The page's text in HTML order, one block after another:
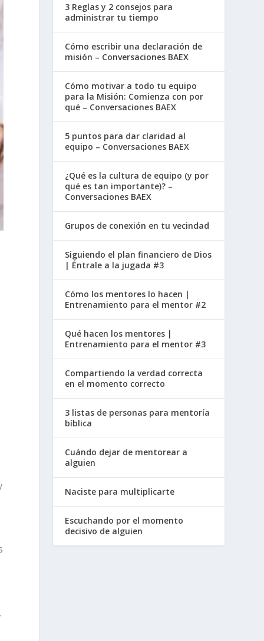
3 Reglas y 2 consejos para
administrar tu tiempo
Cómo escribir una declaración de
misión – Conversaciones BAEX
Cómo motivar a todo tu equipo
para la Misión: Comienza con por
qué – Conversaciones BAEX
5 puntos para dar claridad al
equipo – Conversaciones BAEX
¿Qué es la cultura de equipo (y por
qué es tan importante)? –
Conversaciones BAEX
Grupos de conexión en tu vecindad
Siguiendo el plan financiero de Dios
| Éntrale a la jugada #3
Cómo los mentores lo hacen |
Entrenamiento para el mentor #2
Qué hacen los mentores |
Entrenamiento para el mentor #3
Compartiendo la verdad correcta
en el momento correcto
3 listas de personas para mentoría
bíblica
Cuándo dejar de mentorear a
alguien
Naciste para multiplicarte
Escuchando por el momento
decisivo de alguien